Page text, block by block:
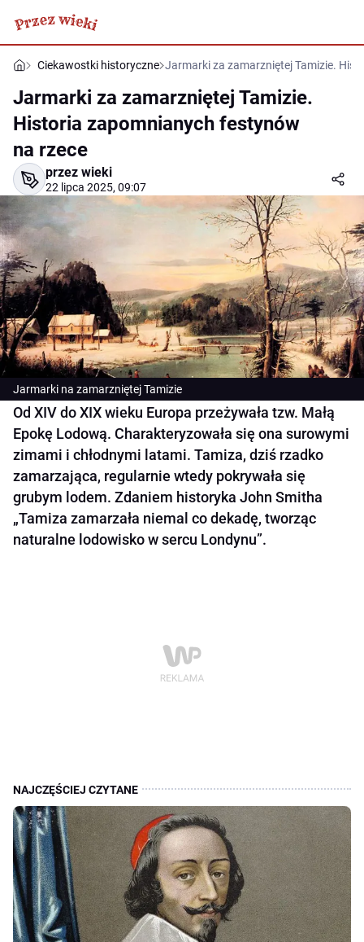
Ciekawostki historyczne Jarmarki za zamarzniętej Tamizie.
Jarmarki za zamarzniętej Tamizie.
Historia zapomnianych festynów
na rzece
przez wieki
22 lipca 2025, 09:07
Jarmarki na zamarzniętej Tamizie
Od XIV do XIX wieku Europa przeżywała tzw. Małą
Epokę Lodową. Charakteryzowała się ona surowymi
zimami i chłodnymi latami. Tamiza, dziś rzadko
zamarzająca, regularnie wtedy pokrywała się
grubym lodem. Zdaniem historyka John Smitha
„Tamiza zamarzała niemal co dekadę, tworząc
naturalne lodowisko w sercu Londynu”.